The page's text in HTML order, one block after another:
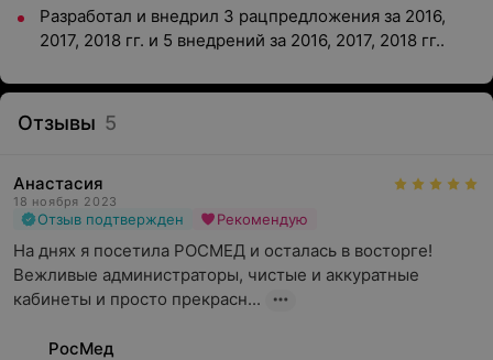
Разработал и внедрил 3 рацпредложения за 2016,
2017, 2018 гг. и 5 внедрений за 2016, 2017, 2018 гг..
Отзывы 5
Анастасия
18 ноября 2023
Отзыв подтвержден Рекомендую
На днях я посетила РОСМЕД и осталась в восторге!
Вежливые администраторы, чистые и аккуратные
кабинеты и просто прекрасн...
РосМед